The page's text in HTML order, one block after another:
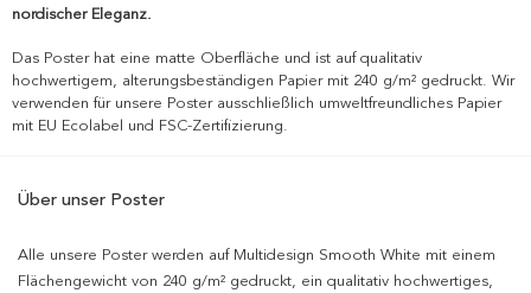
nordischer Eleganz.
Das Poster hat eine matte Oberfläche und ist auf qualitativ
hochwertigem, alterungsbeständigen Papier mit 240 g/m² gedruckt. Wir
verwenden für unsere Poster ausschließlich umweltfreundliches Papier
mit EU Ecolabel und FSC-Zertifizierung.
Über unser Poster
Alle unsere Poster werden auf Multidesign Smooth White mit einem
Flächengewicht von 240 g/m² gedruckt, ein qualitativ hochwertiges,